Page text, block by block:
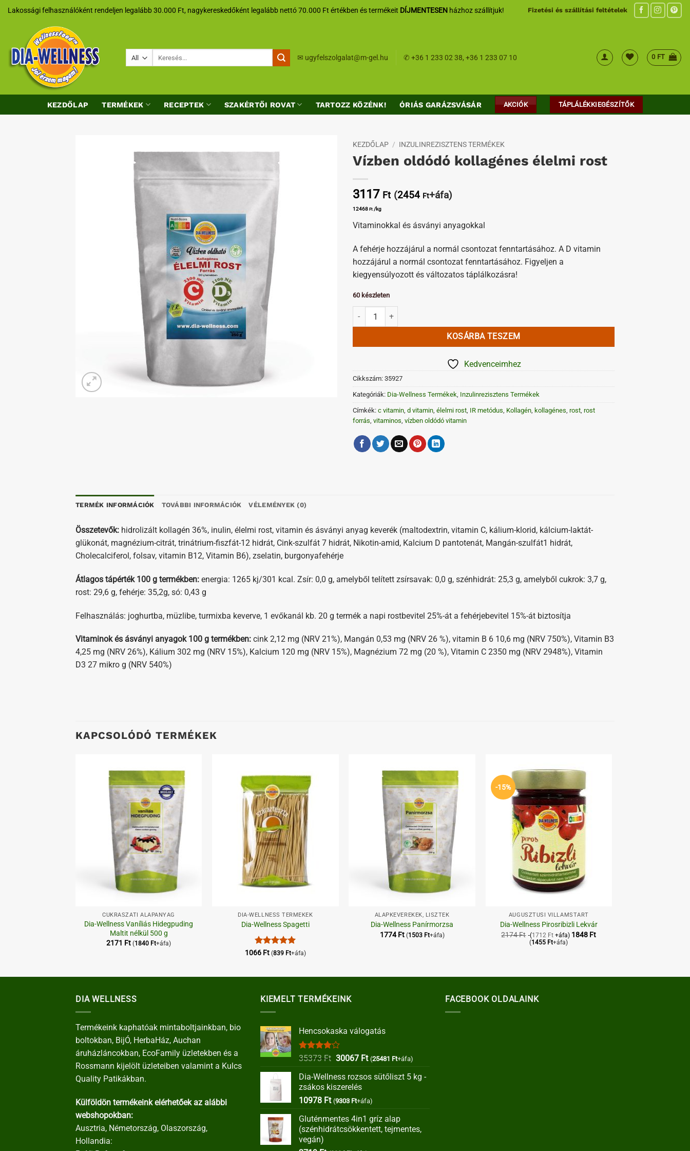
SkipLakossági felhasználóként rendeljen legalább 30.000 Ft, nagykereskedőként legalább nettó 70.000 Ft értékben és termékeit DÍJMENTESEN házhoz szállítjuk! Fizetési és szállítási feltételek
✉ ugyfelszolgalat@m-gel.hu ✆+36 1 233 02 38,+36 1 233 07 10 0 FT
KEZDŐLAP TERMÉKEK RECEPTEK SZAKÉRTŐI ROVAT TARTOZZ KÖZÉNK! ÓRIÁS GARÁZSVÁSÁR AKCIÓK TÁPLÁLÉKKIEGÉSZÍTŐK
KEZDŐLAP / INZULINREZISZTENS TERMÉKEK
Vízben oldódó kollagénes élelmi rost
3117 Ft (2454 Ft+áfa)
12468 Ft /kg
Vitaminokkal és ásványi anyagokkal
A fehérje hozzájárul a normál csontozat fenntartásához. A D vitamin
hozzájárul a normál csontozat fenntartásához. Figyeljen a
kiegyensúlyozott és változatos táplálkozásra!
60 készleten
Vízben oldódó kollagénes élelmi rost mennyiség
KOSÁRBA TESZEM
Kedvenceimhez
Cikkszám: 35927
Kategóriák: Dia-Wellness Termékek, Inzulinrezisztens Termékek
Címkék: c vitamin, d vitamin, élelmi rost, IR metódus, Kollagén, kollagénes, rost, rost
forrás, vitaminos, vízben oldódó vitamin
TERMÉK INFORMÁCIÓK TOVÁBBI INFORMÁCIÓK VÉLEMÉNYEK (0)
Összetevők: hidrolizált kollagén 36%, inulin, élelmi rost, vitamin és ásványi anyag keverék (maltodextrin, vitamin C, kálium-klorid, kálcium-laktát-
glükonát, magnézium-citrát, trinátrium-fiszfát-12 hidrát, Cink-szulfát 7 hidrát, Nikotin-amid, Kalcium D pantotenát, Mangán-szulfát1 hidrát,
Cholecalciferol, folsav, vitamin B12, Vitamin B6), zselatin, burgonyafehérje
Átlagos tápérték 100 g termékben: energia: 1265 kj/301 kcal. Zsír: 0,0 g, amelyből telített zsírsavak: 0,0 g, szénhidrát: 25,3 g, amelyből cukrok: 3,7 g,
rost: 29,6 g, fehérje: 35,2g, só: 0,43 g
Felhasználás: joghurtba, müzlibe, turmixba keverve, 1 evőkanál kb. 20 g termék a napi rostbevitel 25%-át a fehérjebevitel 15%-át biztosítja
Vitaminok és ásványi anyagok 100 g termékben: cink 2,12 mg (NRV 21%), Mangán 0,53 mg (NRV 26 %), vitamin B 6 10,6 mg (NRV 750%), Vitamin B3
4,25 mg (NRV 26%), Kálium 302 mg (NRV 15%), Kalcium 120 mg (NRV 15%), Magnézium 72 mg (20 %), Vitamin C 2350 mg (NRV 2948%), Vitamin
D3 27 mikro g (NRV 540%)
KAPCSOLÓDÓ TERMÉKEK
Kedvenceimhez
CUKRÁSZATI ALAPANYAG
Dia-Wellness Vaníliás Hidegpuding
Maltit nélkül 500 g
2171 Ft (1840 Ft+áfa)
Kedvenceimhez
DIA-WELLNESS TERMÉKEK
Dia-Wellness Spagetti
Értékelés:5
1066 Ft (839 Ft+áfa)
Kedvenceimhez
ALAPKEVERÉKEK, LISZTEK
Dia-Wellness Panírmorzsa
1774Ft (1503 Ft+áfa)
-15%
AUGUSZTUSI VILLÁMSTART
Dia-Wellness Pirosribizli Lekvár
2174Ft (1712 Ft +áfa) 1848 Ft
(1455 Ft+áfa)
DIA WELLNESS
Termékeink kaphatóak mintaboltjainkban, bio
boltokban, BijÓ, HerbaHáz, Auchan
áruházláncokban, EcoFamily üzletekben és a
Rossmann kijelölt üzleteiben valamint a Kulcs
Quality Patikákban.
Külföldön termékeink elérhetőek az alábbi
webshopokban:
Ausztria, Németország, Olaszország,
Hollandia:
KIEMELT TERMÉKEINK
Hencsokaska válogatás
Értékelés:
35373Ft Original
was:
35373 Ft.
30067 FtCurrent
is:
(25481 Ft+áfa)
Dia-Wellness rozsos sütőliszt 5 kg -
zsákos kiszerelés
10978 Ft (9303 Ft+áfa)
Gluténmentes 4in1 gríz alap
(szénhidrátcsökkentett, tejmentes,
vegán)
FACEBOOK OLDALAINK